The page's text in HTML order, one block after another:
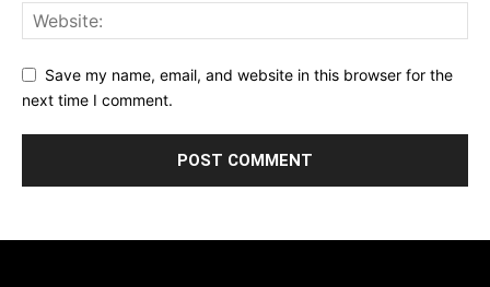
Save my name, email, and website in this browser for the
next time I comment.